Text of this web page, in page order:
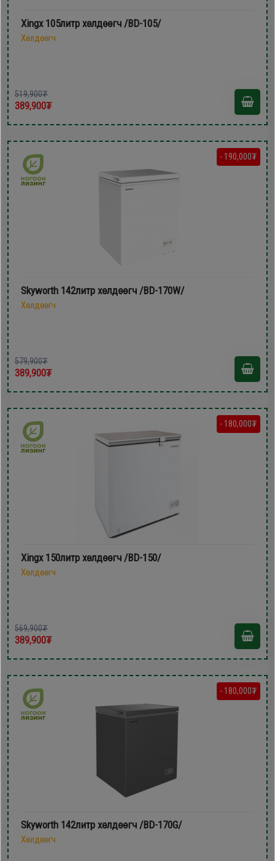
Xingx 105литр xөлдөөгч /BD-105/
Хөлдөөгч
519,900₮
389,900₮
- 190,000₮
Skyworth 142литр xөлдөөгч /BD-170W/
Хөлдөөгч
579,900₮
389,900₮
- 180,000₮
Xingx 150литр xөлдөөгч /BD-150/
Хөлдөөгч
569,900₮
389,900₮
- 180,000₮
Skyworth 142литр xөлдөөгч /BD-170G/
Хөлдөөгч